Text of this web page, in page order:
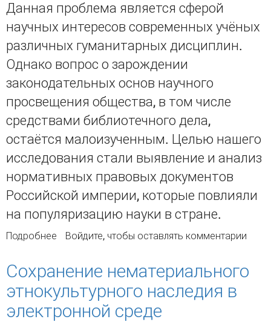
Данная проблема является сферой
научных интересов современных учёных
различных гуманитарных дисциплин.
Однако вопрос о зарождении
законодательных основ научного
просвещения общества, в том числе
средствами библиотечного дела,
остаётся малоизученным. Целью нашего
исследования стали выявление и анализ
нормативных правовых документов
Российской империи, которые повлияли
на популяризацию науки в стране.
Подробнее о Зарождение и развитие государственного
Войдите, чтобы оставлять комментарии
Сохранение нематериального
этнокультурного наследия в
электронной среде